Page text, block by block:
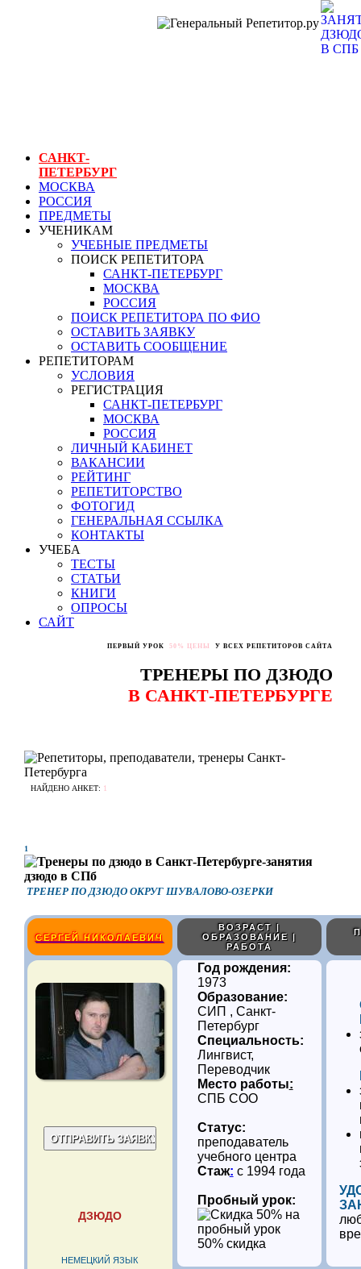
САНКТ-
ПЕТЕРБУРГ
МОСКВА
РОССИЯ
ПРЕДМЕТЫ
УЧЕНИКАМ
УЧЕБНЫЕ ПРЕДМЕТЫ
ПОИСК РЕПЕТИТОРА
САНКТ-ПЕТЕРБУРГ
МОСКВА
РОССИЯ
ПОИСК РЕПЕТИТОРА ПО ФИО
ОСТАВИТЬ ЗАЯВКУ
ОСТАВИТЬ СООБЩЕНИЕ
РЕПЕТИТОРАМ
УСЛОВИЯ
РЕГИСТРАЦИЯ
САНКТ-ПЕТЕРБУРГ
МОСКВА
РОССИЯ
ЛИЧНЫЙ КАБИНЕТ
ВАКАНСИИ
РЕЙТИНГ
РЕПЕТИТОРСТВО
ФОТОГИД
ГЕНЕРАЛЬНАЯ ССЫЛКА
КОНТАКТЫ
УЧЕБА
ТЕСТЫ
СТАТЬИ
КНИГИ
ОПРОСЫ
САЙТ
ПЕРВЫЙ УРОК 50% ЦЕНЫ У ВСЕХ РЕПЕТИТОРОВ САЙТА
ТРЕНЕРЫ ПО ДЗЮДО
В САНКТ-ПЕТЕРБУРГЕ
НАЙДЕНО АНКЕТ: 1
1
ТРЕНЕР ПО ДЗЮДО ОКРУГ ШУВАЛОВО-ОЗЕРКИ
СЕРГЕЙ НИКОЛАЕВИЧ
ВОЗРАСТ |
ОБРАЗОВАНИЕ |
РАБОТА
ДЗЮДО
НЕМЕЦКИЙ ЯЗЫК
Год рождения:
1973
Образование:
СИП , Санкт-
Петербург
Специальность:
Лингвист,
Переводчик
Место работы:
СПБ СОО
Статус:
преподаватель
учебного центра
Стаж: с 1994 года
Пробный урок:
50% скидка